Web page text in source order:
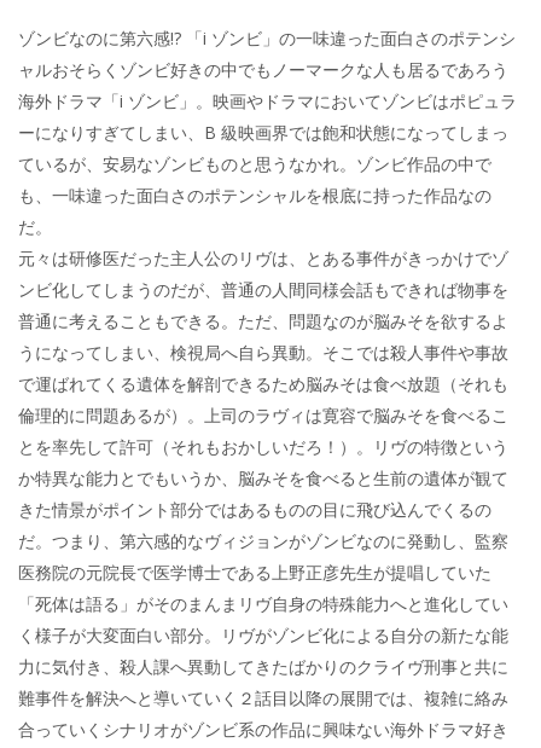
ゾンビなのに第六感!? 「i ゾンビ」の一味違った面白さのポテンシ
ャルおそらくゾンビ好きの中でもノーマークな人も居るであろう
海外ドラマ「i ゾンビ」。映画やドラマにおいてゾンビはポピュラ
ーになりすぎてしまい、B 級映画界では飽和状態になってしまっ
ているが、安易なゾンビものと思うなかれ。ゾンビ作品の中で
も、一味違った面白さのポテンシャルを根底に持った作品なの
だ。
元々は研修医だった主人公のリヴは、とある事件がきっかけでゾ
ンビ化してしまうのだが、普通の人間同様会話もできれば物事を
普通に考えることもできる。ただ、問題なのが脳みそを欲するよ
うになってしまい、検視局へ自ら異動。そこでは殺人事件や事故
で運ばれてくる遺体を解剖できるため脳みそは食べ放題（それも
倫理的に問題あるが）。上司のラヴィは寛容で脳みそを食べるこ
とを率先して許可（それもおかしいだろ！）。リヴの特徴という
か特異な能力とでもいうか、脳みそを食べると生前の遺体が観て
きた情景がポイント部分ではあるものの目に飛び込んでくるの
だ。つまり、第六感的なヴィジョンがゾンビなのに発動し、監察
医務院の元院長で医学博士である上野正彦先生が提唱していた
「死体は語る」がそのまんまリヴ自身の特殊能力へと進化してい
く様子が大変面白い部分。リヴがゾンビ化による自分の新たな能
力に気付き、殺人課へ異動してきたばかりのクライヴ刑事と共に
難事件を解決へと導いていく２話目以降の展開では、複雑に絡み
合っていくシナリオがゾンビ系の作品に興味ない海外ドラマ好き